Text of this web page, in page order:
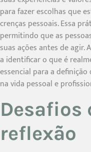
para fazer escolhas que
crenças pessoais. Essa
permitindo que as
suas ações antes de agir.
a identificar o que é
essencial para a
na vida pessoal e
Desafios
reflexão